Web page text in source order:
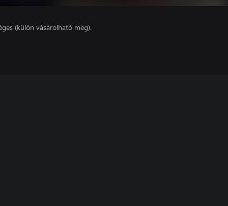
(külön vásárolható meg).